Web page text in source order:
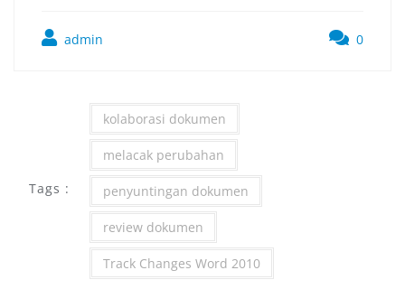
admin 0
Tags :
kolaborasi dokumen
melacak perubahan
penyuntingan dokumen
review dokumen
Track Changes Word 2010